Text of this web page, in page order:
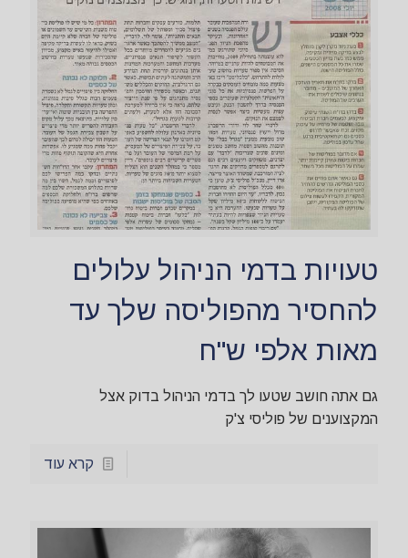
טעויות בדמי הניהול עלולים
להחסיר מהפוליסה שלך עד
מאות אלפי ש"ח
גם אתה חושב שטעו לך בדמי הניהול בדוק אצל
המקצוענים של פוליסי צ'ק
קרא עוד